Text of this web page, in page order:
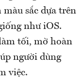
sắc dựa trên
như iOS.
tối, mờ hoàn
người dùng
việc.